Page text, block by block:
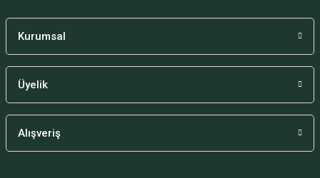
Kurumsal
Üyelik
Alışveriş